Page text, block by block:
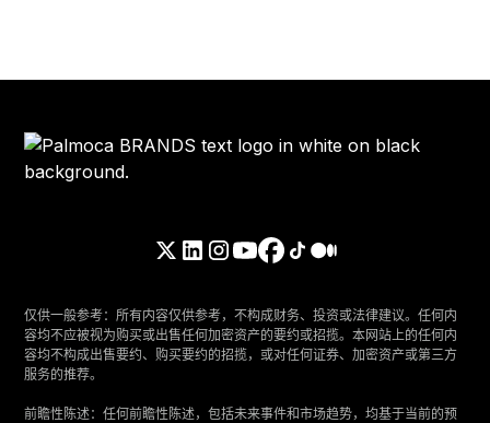
仅供一般参考：所有内容仅供参考，不构成财务、投资或法律建议。任何内
容均不应被视为购买或出售任何加密资产的要约或招揽。本网站上的任何内
容均不构成出售要约、购买要约的招揽，或对任何证券、加密资产或第三方
服务的推荐。
‍前瞻性陈述：任何前瞻性陈述，包括未来事件和市场趋势，均基于当前的预